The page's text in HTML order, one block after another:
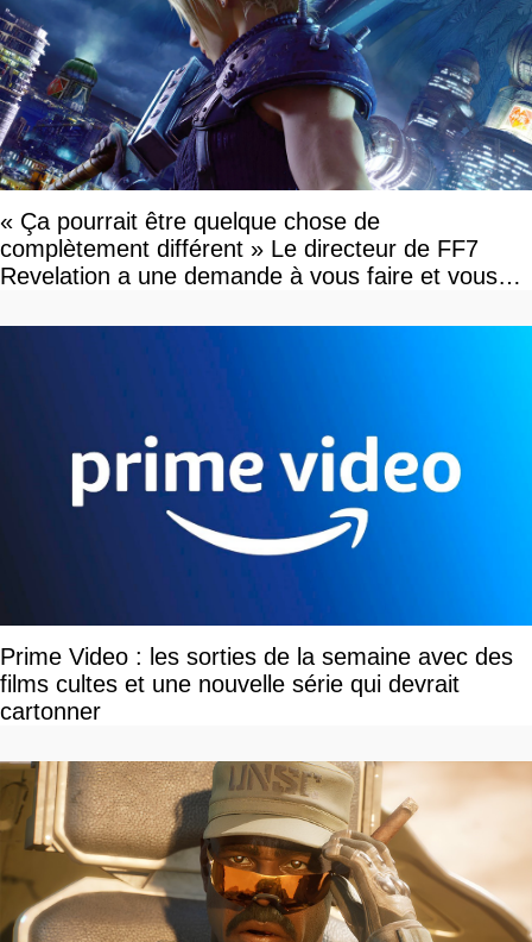
« Ça pourrait être quelque chose de
complètement différent » Le directeur de FF7
Revelation a une demande à vous faire et vous
Prime Video : les sorties de la semaine avec des
films cultes et une nouvelle série qui devrait
cartonner